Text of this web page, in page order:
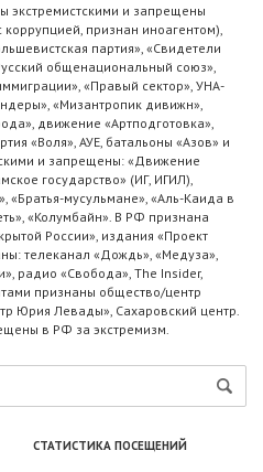
экстремистскими и запрещены
признан иноагентом),
партия», «Свидетели
общенациональный союз»,
«Правый сектор», УНА-
«Мизантропик дивижн»,
движение «Артподготовка»,
«Воля», АУЕ, батальоны «Азов» и
и запрещены: «Движение
государство» (ИГ, ИГИЛ),
мусульмане», «Аль-Каида в
«Колумбайн». В РФ признана
России», издания «Проект
телеканал «Дождь», «Медуза»,
радио «Свобода», The Insider,
признаны общество/центр
Юрия Левады», Сахаровский центр.
в РФ за экстремизм.
СТАТИСТИКА ПОСЕЩЕНИЙ